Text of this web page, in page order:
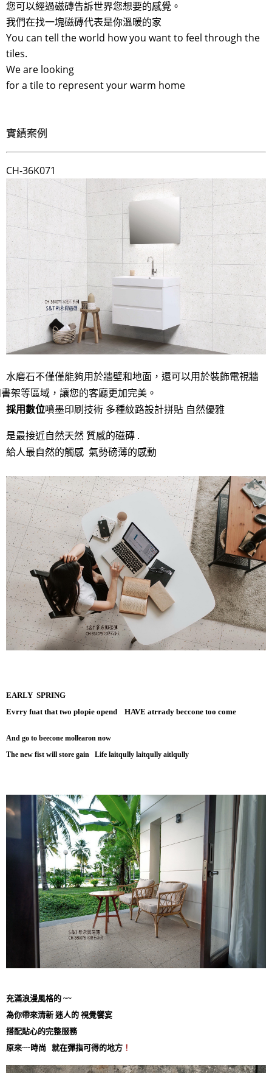
您可以經過磁磚告訴世界您想要的感覺。
我們在找一塊磁磚代表是你溫暖的家
You can tell the world how you want to feel through the
tiles.
We are looking
for a tile to represent your warm home
實績案例
CH-36K071
磨石不僅僅能夠用於牆壁和地面，還可以用於裝飾電視牆
架等區域，讓您的客廳更加完美。
用數位噴墨印刷技術 多種紋路設計拼貼 自然優雅
是最接近自然天然 質感的磁磚 .
給人最自然的觸感 氣勢磅薄的感動
EARLY SPRING
Evrry fuat that two plopie opend HAVE atrrady beccone too come
And go to beecone mollearon now
The new fist will store gain Life laitqully laitqully aitlqully
充滿浪漫風格的 ~~
為你帶來清新 迷人的 視覺饗宴
搭配貼心的完整服務
原來~~時尚 就在彈指可得的地方 ！